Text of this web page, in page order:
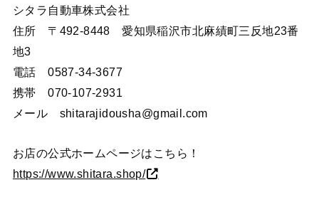
シタラ自動車株式会社
住所 〒492-8448 愛知県稲沢市北麻績町三反地23番
地3
電話 0587-34-3677
携帯 070-107-2931
メール shitarajidousha@gmail.com
お店の公式ホームページはこちら！
https://www.shitara.shop/